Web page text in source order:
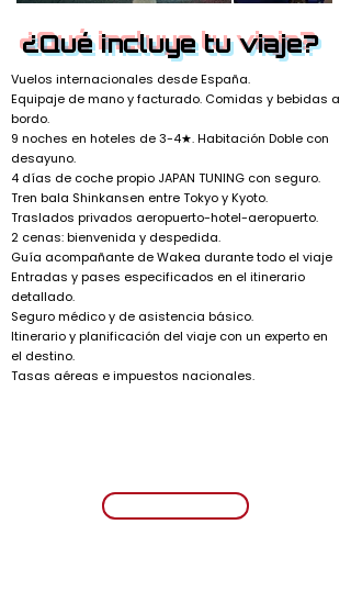
¿Qué incluye tu viaje?
Vuelos internacionales desde España.
Equipaje de mano y facturado. Comidas y bebidas a
bordo.
9 noches en hoteles de 3-4★. Habitación Doble con
desayuno.
4 días de coche propio JAPAN TUNING con seguro.
Tren bala Shinkansen entre Tokyo y Kyoto.
Traslados privados aeropuerto-hotel-aeropuerto.
2 cenas: bienvenida y despedida.
Guía acompañante de Wakea durante todo el viaje
Entradas y pases especificados en el itinerario
detallado.
Seguro médico y de asistencia básico.
Itinerario y planificación del viaje con un experto en
el destino.
Tasas aéreas e impuestos nacionales.